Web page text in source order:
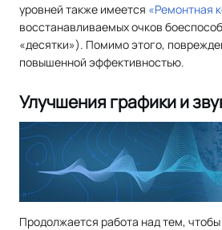
уровней также имеется «Ремонтная
восстанавливаемых очков
«десятки»). Помимо этого,
повышенной эффективностью.
Улучшения графики и
Продолжается работа над тем,